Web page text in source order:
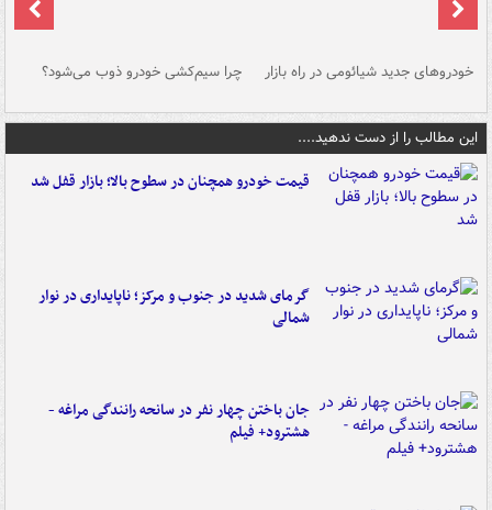
خودروهای جدید شیائومی در راه بازار چرا سیم‌کشی خودرو ذوب می‌شود؟
این مطالب را از دست ندهید....
قیمت خودرو همچنان در سطوح بالا؛ بازار قفل شد
گرمای شدید در جنوب و مرکز؛ ناپایداری در نوار
شمالی
جان باختن چهار نفر در سانحه رانندگی مراغه -
هشترود+ فیلم